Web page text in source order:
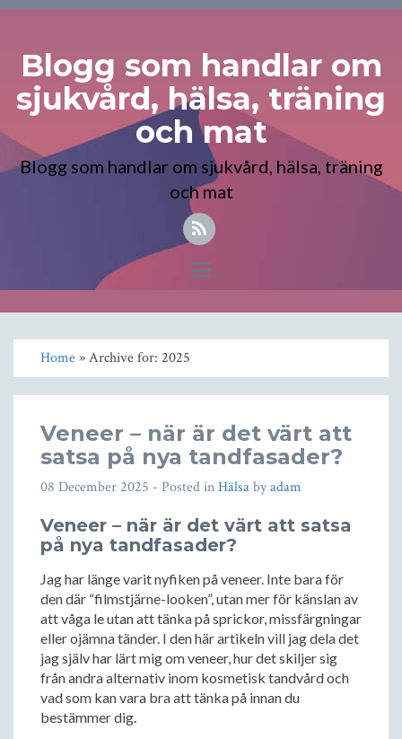
Blogg som handlar om
sjukvård, hälsa, träning
och mat
Blogg som handlar om sjukvård, hälsa, träning
och mat
Toggle
Home» Archive for: 2025
Veneer – när är det värt att
satsa på nya tandfasader?
08 December 2025 - Posted inHälsabyadam
Veneer – när är det värt att satsa
på nya tandfasader?
Jag har länge varit nyfiken på veneer. Inte bara för
den där “filmstjärne-looken”, utan mer för känslan av
att våga le utan att tänka på sprickor, missfärgningar
eller ojämna tänder. I den här artikeln vill jag dela det
jag själv har lärt mig om veneer, hur det skiljer sig
från andra alternativ inom kosmetisk tandvård och
vad som kan vara bra att tänka på innan du
bestämmer dig.